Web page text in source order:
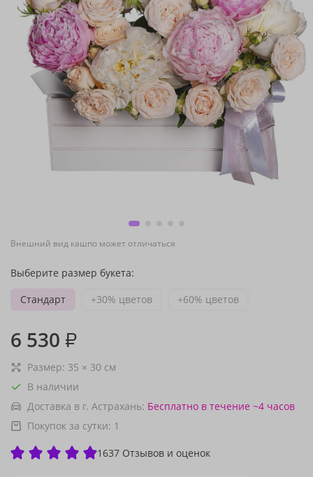
Внешний вид кашпо может отличаться
Выберите размер букета:
Стандарт
+30% цветов +60% цветов
6 530 ₽
Размер: 35 × 30 см
В наличии
Доставка в г. Астрахань: Бесплатно в течение ~4 часов
Покупок за сутки: 1
1637 Отзывов и оценок